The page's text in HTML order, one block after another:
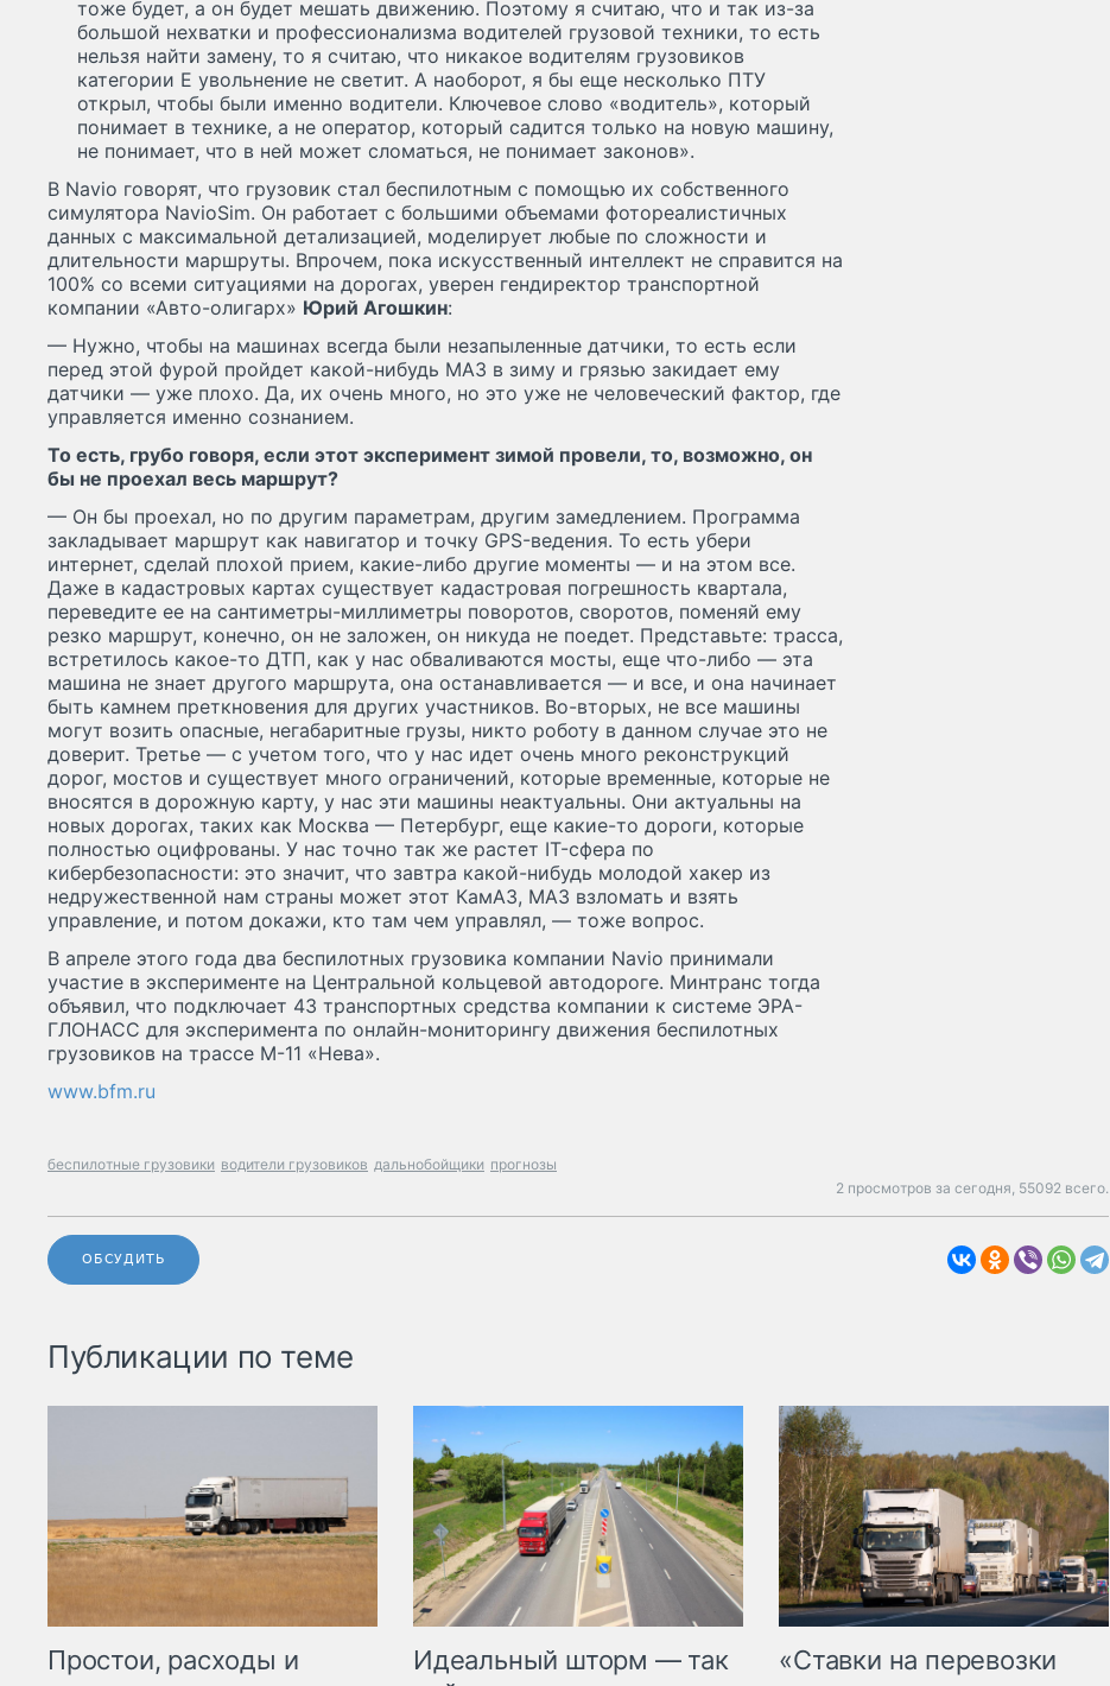
тоже будет, а он будет мешать движению. Поэтому я считаю, что и так из-за
большой нехватки и профессионализма водителей грузовой техники, то есть
нельзя найти замену, то я считаю, что никакое водителям грузовиков
категории Е увольнение не светит. А наоборот, я бы еще несколько ПТУ
открыл, чтобы были именно водители. Ключевое слово «водитель», который
понимает в технике, а не оператор, который садится только на новую машину,
не понимает, что в ней может сломаться, не понимает законов».
В Navio говорят, что грузовик стал беспилотным с помощью их собственного
симулятора NavioSim. Он работает с большими объемами фотореалистичных
данных с максимальной детализацией, моделирует любые по сложности и
длительности маршруты. Впрочем, пока искусственный интеллект не справится на
100% со всеми ситуациями на дорогах, уверен гендиректор транспортной
компании «Авто-олигарх» Юрий Агошкин:
— Нужно, чтобы на машинах всегда были незапыленные датчики, то есть если
перед этой фурой пройдет какой-нибудь МАЗ в зиму и грязью закидает ему
датчики — уже плохо. Да, их очень много, но это уже не человеческий фактор, где
управляется именно сознанием.
То есть, грубо говоря, если этот эксперимент зимой провели, то, возможно, он
бы не проехал весь маршрут?
— Он бы проехал, но по другим параметрам, другим замедлением. Программа
закладывает маршрут как навигатор и точку GPS-ведения. То есть убери
интернет, сделай плохой прием, какие-либо другие моменты — и на этом все.
Даже в кадастровых картах существует кадастровая погрешность квартала,
переведите ее на сантиметры-миллиметры поворотов, своротов, поменяй ему
резко маршрут, конечно, он не заложен, он никуда не поедет. Представьте: трасса,
встретилось какое-то ДТП, как у нас обваливаются мосты, еще что-либо — эта
машина не знает другого маршрута, она останавливается — и все, и она начинает
быть камнем преткновения для других участников. Во-вторых, не все машины
могут возить опасные, негабаритные грузы, никто роботу в данном случае это не
доверит. Третье — с учетом того, что у нас идет очень много реконструкций
дорог, мостов и существует много ограничений, которые временные, которые не
вносятся в дорожную карту, у нас эти машины неактуальны. Они актуальны на
новых дорогах, таких как Москва — Петербург, еще какие-то дороги, которые
полностью оцифрованы. У нас точно так же растет IT-сфера по
кибербезопасности: это значит, что завтра какой-нибудь молодой хакер из
недружественной нам страны может этот КамАЗ, МАЗ взломать и взять
управление, и потом докажи, кто там чем управлял, — тоже вопрос.
В апреле этого года два беспилотных грузовика компании Navio принимали
участие в эксперименте на Центральной кольцевой автодороге. Минтранс тогда
объявил, что подключает 43 транспортных средства компании к системе ЭРА-
ГЛОНАСС для эксперимента по онлайн-мониторингу движения беспилотных
грузовиков на трассе М-11 «Нева».
www.bfm.ru
беспилотные грузовики водители грузовиков дальнобойщики прогнозы
2 просмотров за сегодня, 55092 всего.
ОБСУДИТЬ
Публикации по теме
Простои, расходы и
Идеальный шторм — так
«Ставки на перевозки